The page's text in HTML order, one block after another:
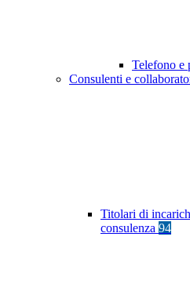
Telefono e
Consulenti e
Titolari di
consulenza 94